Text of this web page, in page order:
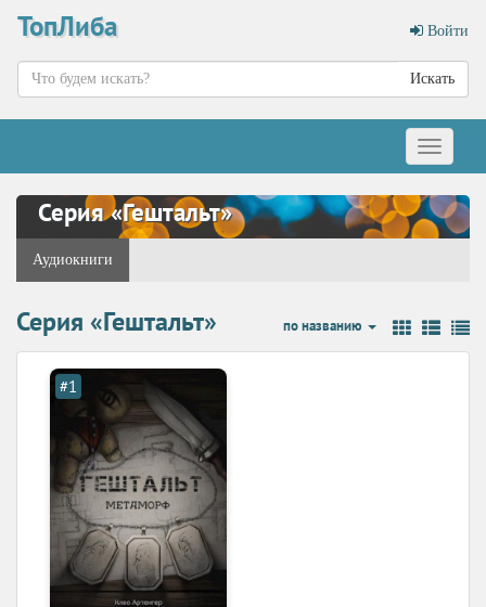
ТопЛиба Войти
Искать
Меню
Серия «Гештальт»
Аудиокниги
Серия «Гештальт» по названию
#1